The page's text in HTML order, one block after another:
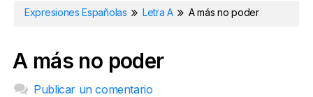
Expresiones Españolas Letra A A más no poder
A más no poder
Publicar un comentario